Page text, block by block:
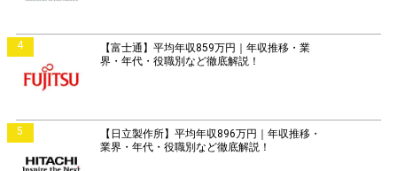
4
【富士通】平均年収859万円｜年収推移・業
界・年代・役職別など徹底解説！
5
【日立製作所】平均年収896万円｜年収推移・
業界・年代・役職別など徹底解説！